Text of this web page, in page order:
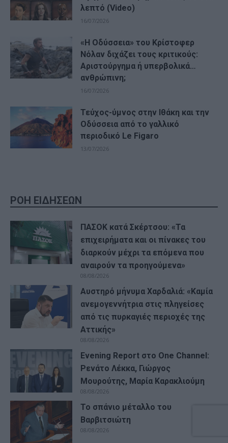
λεπτό (Video)
16/07/2026
«Η Οδύσσεια» του Κρίστοφερ
Νόλαν διχάζει τους κριτικούς:
Αριστούργημα ή υπερβολικά…
ανθρώπινη;
16/07/2026
Τεύχος-ύμνος στην Ιθάκη και την
Οδύσσεια από το γαλλικό
περιοδικό Le Figaro
13/07/2026
ΡΟΗ ΕΙΔΗΣΕΩΝ
ΠΑΣΟΚ κατά Σκέρτσου: «Τα
επιχειρήματα και οι πίνακες του
διαρκούν μέχρι τα επόμενα που
αναιρούν τα προηγούμενα»
08/08/2026
Αυστηρό μήνυμα Χαρδαλιά: «Καμία
ανεμογεννήτρια στις πληγείσες
από τις πυρκαγιές περιοχές της
Αττικής»
08/08/2026
Evening Report στο One Channel:
Ρενάτο Λέκκα, Γιώργος
Μουρούτης, Μαρία Καρακλιούμη
08/08/2026
Το σπάνιο μέταλλο του
Βαρβιτσιώτη
08/08/2026